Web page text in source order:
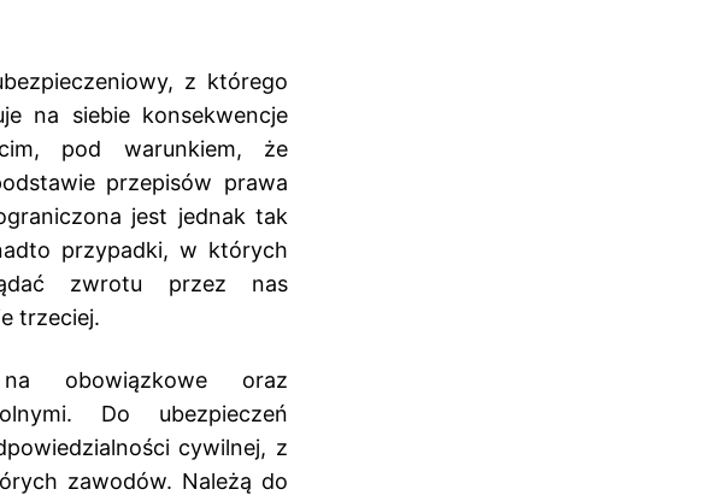
z którego
na siebie konsekwencje
pod warunkiem, że
przepisów prawa
jest jednak tak
przypadki, w których
zwrotu przez nas
trzeciej.
obowiązkowe oraz
Do ubezpieczeń
cywilnej, z
zawodów. Należą do